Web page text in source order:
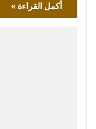
أكمل القراءة »